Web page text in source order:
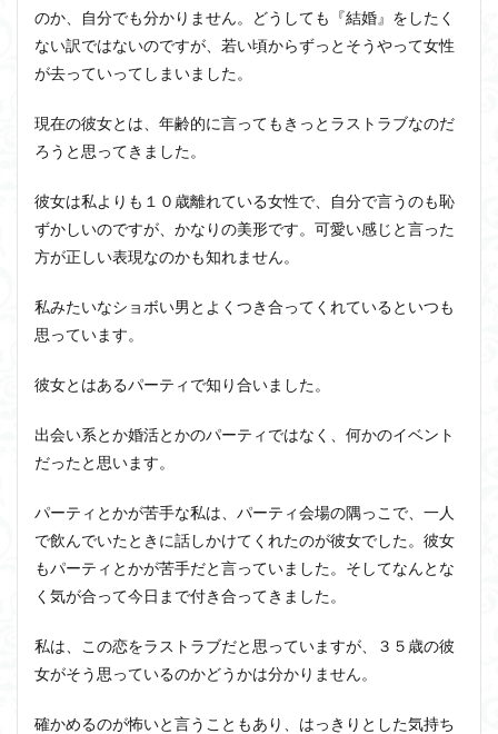
のか、自分でも分かりません。どうしても『結婚』をしたく
ない訳ではないのですが、若い頃からずっとそうやって女性
が去っていってしまいました。
現在の彼女とは、年齢的に言ってもきっとラストラブなのだ
ろうと思ってきました。
彼女は私よりも１０歳離れている女性で、自分で言うのも恥
ずかしいのですが、かなりの美形です。可愛い感じと言った
方が正しい表現なのかも知れません。
私みたいなショボい男とよくつき合ってくれているといつも
思っています。
彼女とはあるパーティで知り合いました。
出会い系とか婚活とかのパーティではなく、何かのイベント
だったと思います。
パーティとかが苦手な私は、パーティ会場の隅っこで、一人
で飲んでいたときに話しかけてくれたのが彼女でした。彼女
もパーティとかが苦手だと言っていました。そしてなんとな
く気が合って今日まで付き合ってきました。
私は、この恋をラストラブだと思っていますが、３５歳の彼
女がそう思っているのかどうかは分かりません。
確かめるのが怖いと言うこともあり、はっきりとした気持ち